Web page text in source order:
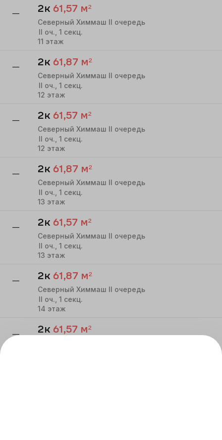
— 2к 61,57 м²
Северный Химмаш II очередь
II оч., 1 секц.
11 этаж
— 2к 61,87 м²
Северный Химмаш II очередь
II оч., 1 секц.
12 этаж
— 2к 61,57 м²
Северный Химмаш II очередь
II оч., 1 секц.
12 этаж
— 2к 61,87 м²
Северный Химмаш II очередь
II оч., 1 секц.
13 этаж
— 2к 61,57 м²
Северный Химмаш II очередь
II оч., 1 секц.
13 этаж
— 2к 61,87 м²
Северный Химмаш II очередь
II оч., 1 секц.
14 этаж
— 2к 61,57 м²